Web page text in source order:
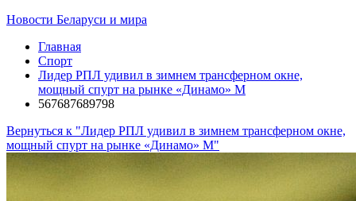
Новости Беларуси и мира
Главная
Спорт
Лидер РПЛ удивил в зимнем трансферном окне,
мощный спурт на рынке «Динамо» М
567687689798
Вернуться к "Лидер РПЛ удивил в зимнем трансферном окне,
мощный спурт на рынке «Динамо» М"